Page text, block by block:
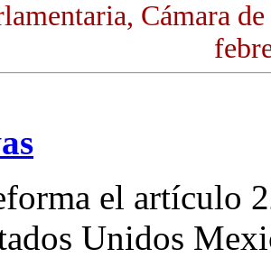
Cámara
el artículo
Unidos